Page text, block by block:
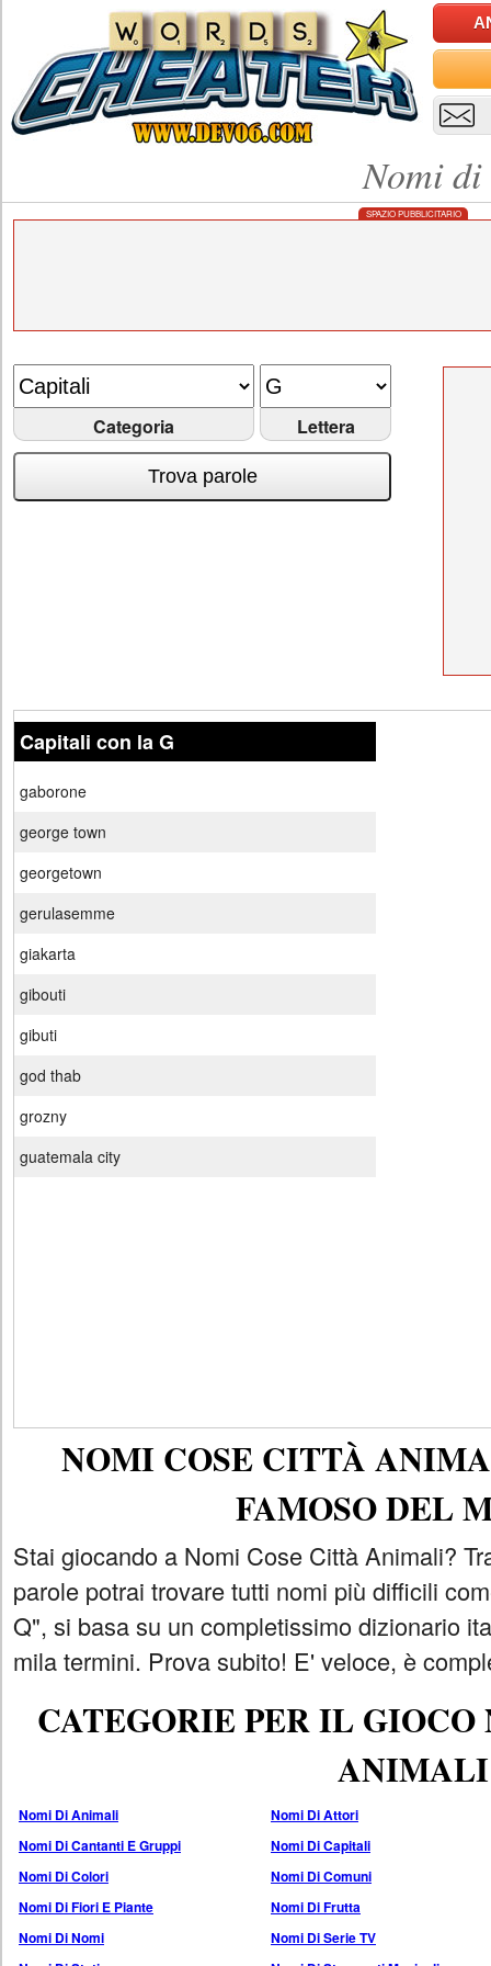
Nomi
SPAZIO PUBBLICITARIO
Categoria Lettera
Trova parole
Capitali con la G
gaborone
george town
georgetown
gerulasemme
giakarta
gibouti
gibuti
god thab
grozny
guatemala city
NOMI COSE CITTÀ
FAMOSO DEL
Stai giocando a Nomi Cose Città Animali?
parole potrai trovare tutti nomi più difficili
Q", si basa su un completissimo dizionario
mila termini. Prova subito! E' veloce, è
CATEGORIE PER IL
ANIMALI
Nomi Di Animali
Nomi Di Attori
Nomi Di Cantanti E Gruppi
Nomi Di Capitali
Nomi Di Colori
Nomi Di Comuni
Nomi Di Fiori E Piante
Nomi Di Frutta
Nomi Di Nomi
Nomi Di Serie TV